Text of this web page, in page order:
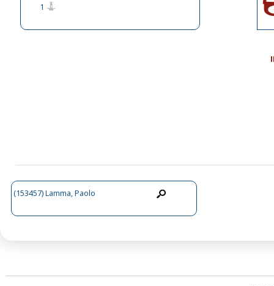
1
(153457) Lamma, Paolo